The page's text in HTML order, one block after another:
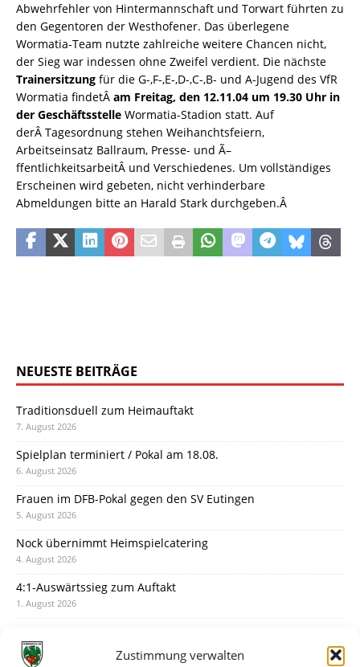
Zustimmung verwalten
Abwehrfehler von Hintermannschaft und Torwart führten zu
den Gegentoren der Westhofener. Das überlegene
Wormatia-Team nutzte zahlreiche weitere Chancen nicht,
der Sieg war indessen ohne Zweifel verdient. Die nächste
Trainersitzung für die G-,F-,E-,D-,C-,B- und A-Jugend des VfR
Wormatia findetÂ am Freitag, den 12.11.04 um 19.30 Uhr in
der Geschäftsstelle Wormatia-Stadion statt. Auf
derÂ Tagesordnung stehen Weihanchtsfeiern,
Arbeitseinsatz Ballraum, Presse- und Ã–
ffentlichkeitsarbeitÂ und Verschiedenes. Um vollständiges
Erscheinen wird gebeten, nicht verhinderbare
Abmeldungen bitte an Harald Stark durchgeben.Â
NEUESTE BEITRÄGE
Traditionsduell zum Heimauftakt
7. August 2026
Spielplan terminiert / Pokal am 18.08.
6. August 2026
Frauen im DFB-Pokal gegen den SV Eutingen
5. August 2026
Nock übernimmt Heimspielcatering
4. August 2026
4:1-Auswärtssieg zum Auftakt
1. August 2026
31. Juli 2026